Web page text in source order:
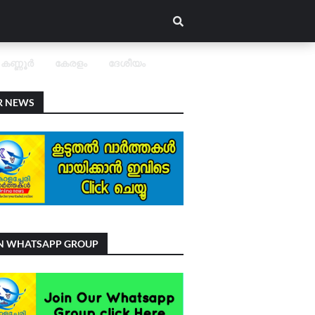
കണ്ണൂർ കേരളം ദേശീയം
NEWS
WHATSAPP GROUP